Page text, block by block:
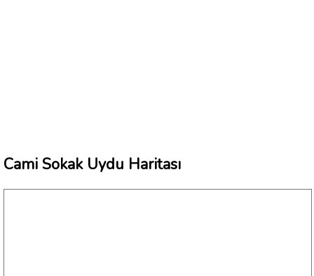
Cami Sokak Uydu Haritası